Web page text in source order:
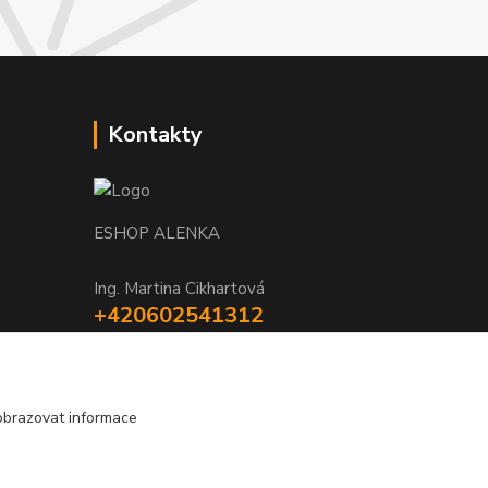
Kontakty
ESHOP ALENKA
Ing. Martina Cikhartová
+420602541312
informace